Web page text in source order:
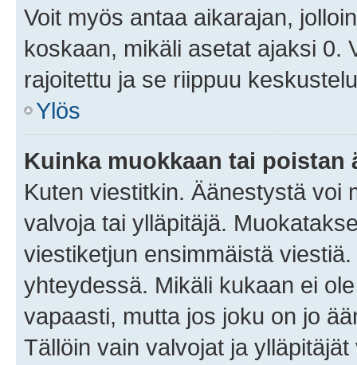
Voit myös antaa aikarajan,
koskaan, mikäli asetat ajaksi 0.
rajoitettu ja se riippuu
Ylös
Kuinka muokkaan tai poistan
Kuten viestitkin. Äänestystä voi
valvoja tai ylläpitäjä.
viestiketjun ensimmäistä
yhteydessä. Mikäli kukaan ei
vapaasti, mutta jos joku on jo
Tällöin vain valvojat ja